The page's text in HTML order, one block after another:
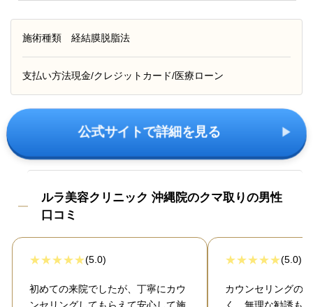
施術種類 経結膜脱脂法
支払い方法現金/クレジットカード/医療ローン
公式サイトで詳細を見る
ルラ美容クリニック 沖縄院のクマ取りの男性
口コミ
(5.0)
初めての来院でしたが、丁寧にカウ
ンセリングしてもらえて安心して施
(5.0)
カウンセリングの
く、無理な勧誘も